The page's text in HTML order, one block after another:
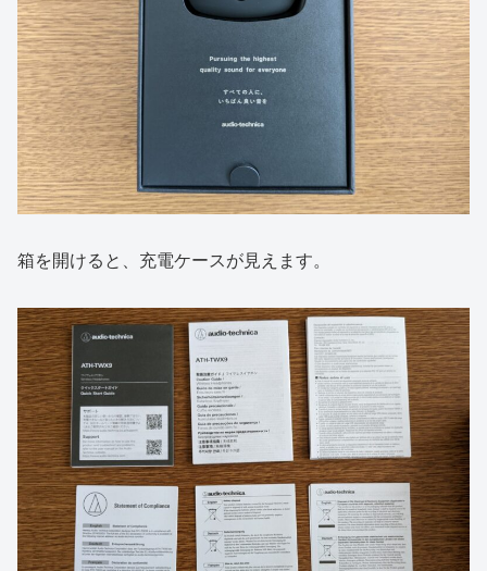
箱を開けると、充電ケースが見えます。